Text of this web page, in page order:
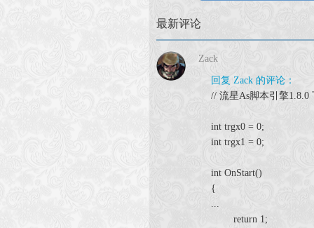
最新评论
Zack
回复 Zack 的评论：
// 流星As脚本引擎
int trgx0 = 0;
int trgx1 = 0;
int OnStart()
{
...
return 1;